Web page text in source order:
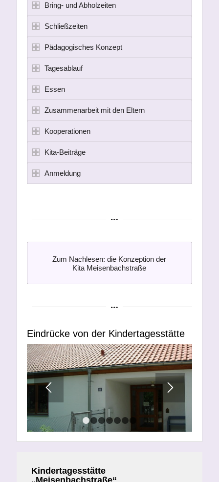
Bring- und Abholzeiten
Schließzeiten
Pädagogisches Konzept
Tagesablauf
Essen
Zusammenarbeit mit den Eltern
Kooperationen
Kita-Beiträge
Anmeldung
Zum Nachlesen: die Konzeption der
Kita Meisenbachstraße
Eindrücke von der Kindertagesstätte
2 6 7
Kindertagesstätte
„Meisenbachstraße“